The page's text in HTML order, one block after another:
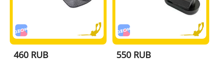
460 RUB 550 RUB